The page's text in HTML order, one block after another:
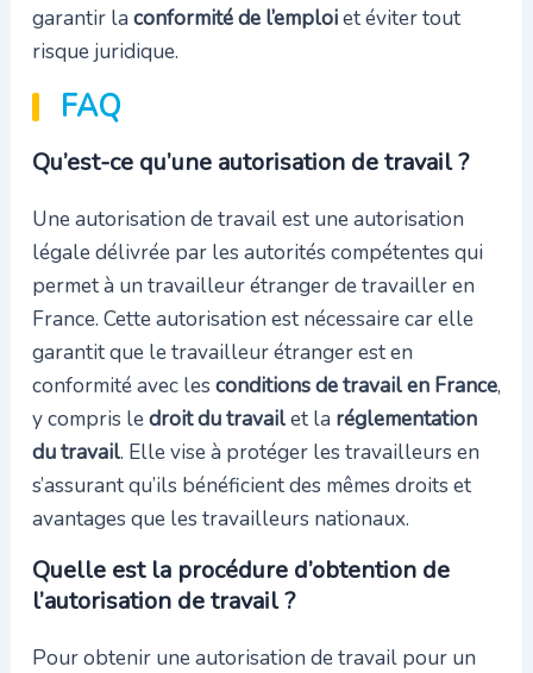
garantir la conformité de l’emploiet éviter tout
risque juridique.
FAQ
Qu’est-ce qu’une autorisation de travail ?
Une autorisation de travail est une autorisation
légale délivrée par les autorités compétentes qui
permet à un travailleur étranger de travailler en
France. Cette autorisation est nécessaire car elle
garantit que le travailleur étranger est en
conformité avec les conditions de travail en France,
y compris ledroit du travailet la réglementation
du travail. Elle vise à protéger les travailleurs en
s’assurant qu’ils bénéficient des mêmes droits et
avantages que les travailleurs nationaux.
Quelle est la procédure d’obtention de
l’autorisation de travail ?
Pour obtenir une autorisation de travail pour un